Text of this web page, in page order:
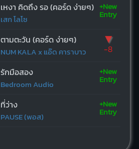
เหงา คิดถึง รอ (คอร์ด ง่ายๆ)
เสก โลโซ
+New
Entry
ตามตะวัน (คอร์ด ง่ายๆ)
NUM KALA x แอ๊ด คาราบาว
▼
-8
รักมือสอง
Bedroom Audio
+New
Entry
ที่ว่าง
PAUSE (พอส)
+New
Entry